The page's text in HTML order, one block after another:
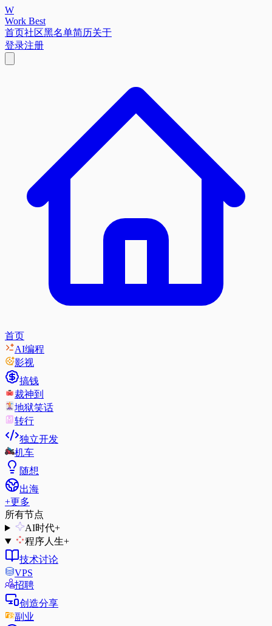
W
Work Best
首页社区黑名单简历关于
登录注册
首页
AI编程
影视
搞钱
裁神到
地狱笑话
转行
独立开发
机车
随想
出海
+更多
所有节点
AI时代+
程序人生+
技术讨论
VPS
招聘
创造分享
副业